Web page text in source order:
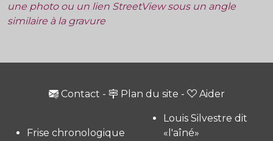
une photo ou un lien StreetView sous un angle
similaire à la gravure
Contact - Plan du site - Aider
Frise chronologique
Louis Silvestre dit
«l'aîné»